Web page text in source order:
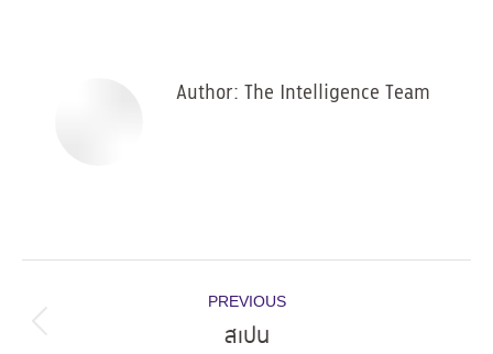
Author: The Intelligence Team
navigation
PREVIOUS
Previous
สเปน